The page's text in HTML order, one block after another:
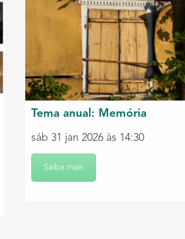
Tema anual: Memória
sáb 31 jan 2026 às 14:30
Saiba mais